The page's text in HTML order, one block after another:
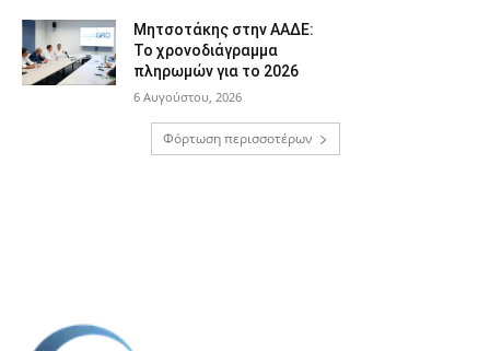
Μητσοτάκης στην ΑΑΔΕ:
Το χρονοδιάγραμμα
πληρωμών για το 2026
6 Αυγούστου, 2026
Φόρτωση περισσοτέρων